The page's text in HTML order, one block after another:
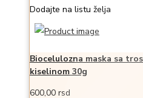
Dodajte na listu želja
Biocelulozna maska sa
kiselinom 30g
600,00 rsd